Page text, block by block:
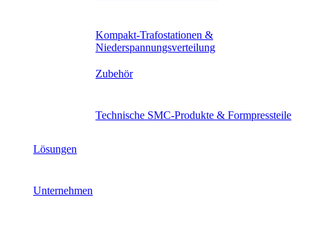
Kompakt-Trafostationen &
Niederspannungsverteilung
Zubehör
Technische SMC-Produkte & Formpressteile
Lösungen
Unternehmen